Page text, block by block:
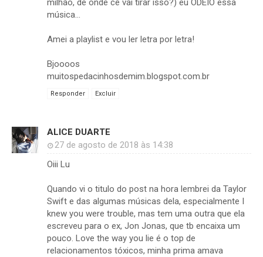
milhão, de onde cê vai tirar isso?) eu ODEIO essa
música...
Amei a playlist e vou ler letra por letra!
Bjoooos
muitospedacinhosdemim.blogspot.com.br
Responder Excluir
ALICE DUARTE
27 de agosto de 2018 às 14:38
Oiii Lu
Quando vi o titulo do post na hora lembrei da Taylor
Swift e das algumas músicas dela, especialmente I
knew you were trouble, mas tem uma outra que ela
escreveu para o ex, Jon Jonas, que tb encaixa um
pouco. Love the way you lie é o top de
relacionamentos tóxicos, minha prima amava